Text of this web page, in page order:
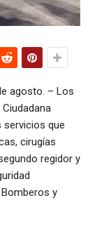
agosto. – Los
servicios que
cirugías
regidor y
y